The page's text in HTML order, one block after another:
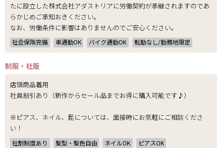
たに設立した株式会社アダストリアに労働契約が承継されますのであ
らかじめご承知おきください。
なお、労働条件に影響はありませんのでご安心ください。
社会保険完備 車通勤OK バイク通勤OK 転勤なし/勤務地限定
制服・社販
店頭商品着用
社員割引あり（新作からセール品までお得に購入可能です♪）
※ピアス、ネイル、髭については、面接時にお気軽にご相談くださ
い！
社割制度あり 髪型・髪色自由 ネイルOK ピアスOK